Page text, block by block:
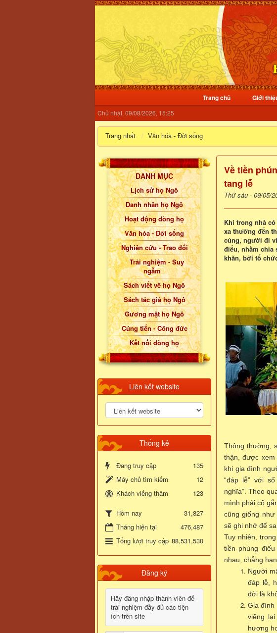
Trang chủ Giới
Chủ nhật, 09/08/2026, 15:25
Trang nhất Văn hóa - Đời sống
Về tiền
tang lễ
Thứ sáu - 09/05/
Khi trong nhà
xa thường đến
cúng, người đi
điếu, nhằm chia
khăn, bởi tổ
Thông thường,
thận, được
khi gia đình
“đáp lễ” với
nghĩa”. Theo
mình phải cố
cũng giống
sẽ ghi nhớ để
Tuy nhiên,
tiền phúng
nhau, chẳng
Người
đáp lễ,
đời là
Gia đình
viếng
hương
DANH MỤC
Lịch sử họ Ngô
Danh nhân họ Ngô
Hoạt động dòng họ
Văn hóa - Đời sống
Nghiên cứu - Trao đổi
Trải nghiệm - Suy
ngẫm
Sách viết về họ Ngô
Sách tác giả họ Ngô
Gương mặt họ Ngô
Cúng tiến - Công đức
Kết nối dòng họ
Liên kết website
Thống kê
Đang truy cập
135
Máy chủ tìm kiếm
12
Khách viếng thăm
123
Hôm nay
31,827
Tháng hiện tại
476,487
Tổng lượt truy cập 88,531,530
Đăng ký
Hãy đăng nhập thành viên để
trải nghiệm đầy đủ các tiện
ích trên site